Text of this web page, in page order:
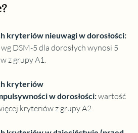
kryteriów nieuwagi w dorosłości:
DSM-5 dla dorosłych wynosi 5
z grupy A1.
kryteriów
w dorosłości: wartość
kryteriów z grupy A2.